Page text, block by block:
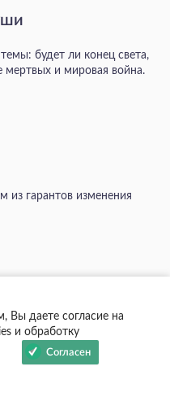
будет ли конец света,
мертвых и мировая война.
из гарантов изменения
Вы даете согласие на
и обработку
Согласен